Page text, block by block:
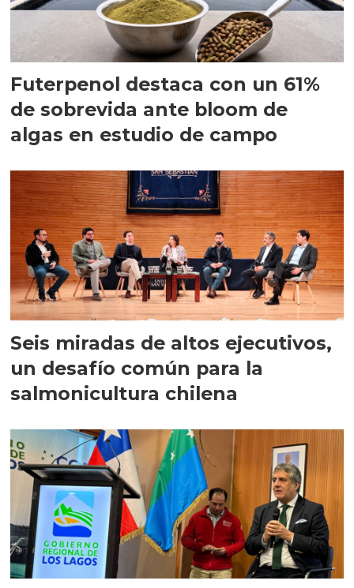
Futerpenol destaca con un 61%
de sobrevida ante bloom de
algas en estudio de campo
Seis miradas de altos ejecutivos,
un desafío común para la
salmonicultura chilena